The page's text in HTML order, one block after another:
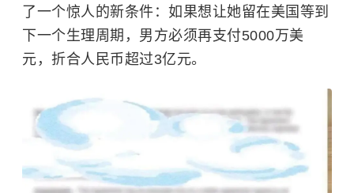
了一个惊人的新条件：如果想让她留在美国等到
下一个生理周期，男方必须再支付5000万美
元，折合人民币超过3亿元。